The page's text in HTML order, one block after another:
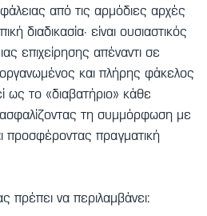
από τις αρμόδιες αρχές
διαδικασία· είναι ουσιαστικός
επιχείρησης απέναντι σε
και πλήρης φάκελος
ως το «διαβατήριο» κάθε
τη συμμόρφωση με
προσφέροντας πραγματική
να περιλαμβάνει: